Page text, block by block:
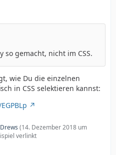
so gemacht, nicht im CSS.
wie Du die einzelnen
in CSS selektieren kannst:
(14. Dezember 2018 um
verlinkt